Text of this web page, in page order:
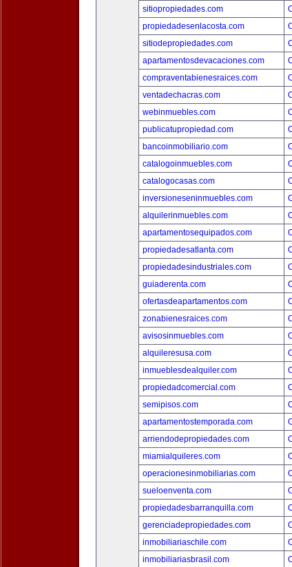
sitiopropiedades.com
propiedadesenlacosta.com
sitiodepropiedades.com
apartamentosdevacaciones.com
compraventabienesraices.com
ventadechacras.com
webinmuebles.com
publicatupropiedad.com
bancoinmobiliario.com
catalogoinmuebles.com
catalogocasas.com
inversioneseninmuebles.com
alquilerinmuebles.com
apartamentosequipados.com
propiedadesatlanta.com
propiedadesindustriales.com
guiaderenta.com
ofertasdeapartamentos.com
zonabienesraices.com
avisosinmuebles.com
alquileresusa.com
inmueblesdealquiler.com
propiedadcomercial.com
semipisos.com
apartamentostemporada.com
arriendodepropiedades.com
miamialquileres.com
operacionesinmobiliarias.com
sueloenventa.com
propiedadesbarranquilla.com
gerenciadepropiedades.com
inmobiliariaschile.com
inmobiliariasbrasil.com